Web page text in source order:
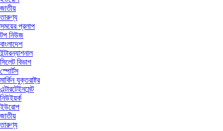
জাতীয়
তারুণ্য
সময়ের প্রলাপ
টপ নিউজ
বাংলাদেশ
ইন্টারন্যাশনাল
সিলেট বিভাগ
স্পোর্টস
মার্কিন যুক্তরাষ্ট্র
এন্টারটেইনমেন্ট
নিউইয়র্ক
ইউরোপ
জাতীয়
তারুণ্য